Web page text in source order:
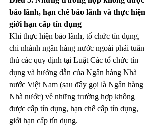
bảo lãnh, hạn chế bảo lãnh và thực hiện
giới hạn cấp tín dụng
Khi thực hiện bảo lãnh, tổ chức tín dụng,
chi nhánh ngân hàng nước ngoài phải tuân
thủ các quy định tại Luật Các tổ chức tín
dụng và hướng dẫn của Ngân hàng Nhà
nước Việt Nam (sau đây gọi là Ngân hàng
Nhà nước) về những trường hợp không
được cấp tín dụng, hạn chế cấp tín dụng,
giới hạn cấp tín dụng.